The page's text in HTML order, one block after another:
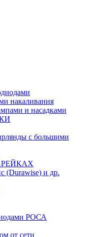
накаливания
и насадками
с большими
и др.
РОСА
от сети